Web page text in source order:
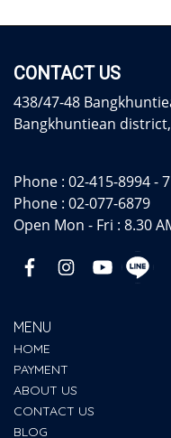
CONTACT US
438/47-48
Bangkhuntiean
Phone : 02-415-8994 - 7
Phone : 02-077-6879
Open Mon - Fri : 8.30
MENU
HOME
PAYMENT
ABOUT US
CONTACT US
BLOG